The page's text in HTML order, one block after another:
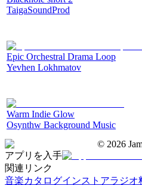
TaigaSoundProd
Epic Orchestral Drama Loop
Yevhen Lokhmatov
Warm Indie Glow
Osynthw Background Music
© 2026
アプリを入手
関連リンク
音楽カタログインストアラジオ